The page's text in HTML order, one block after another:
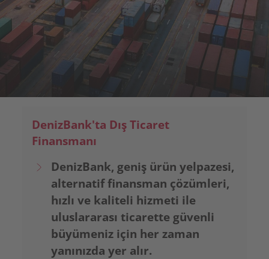
DenizBank'ta Dış Ticaret
Finansmanı
DenizBank, geniş ürün yelpazesi,
alternatif finansman çözümleri,
hızlı ve kaliteli hizmeti ile
uluslararası ticarette güvenli
büyümeniz için her zaman
yanınızda yer alır.